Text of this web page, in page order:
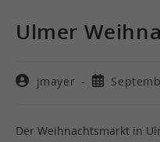
Ulmer
jmayer
Der Weihnachtsmarkt in